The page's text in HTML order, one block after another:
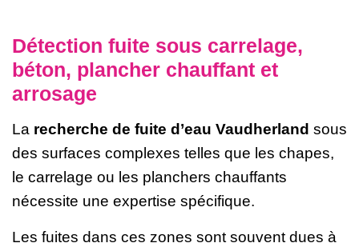
Détection fuite sous carrelage,
béton, plancher chauffant et
arrosage
La recherche de fuite d’eau Vaudherland sous
des surfaces complexes telles que les chapes,
le carrelage ou les planchers chauffants
nécessite une expertise spécifique.
Les fuites dans ces zones sont souvent dues à